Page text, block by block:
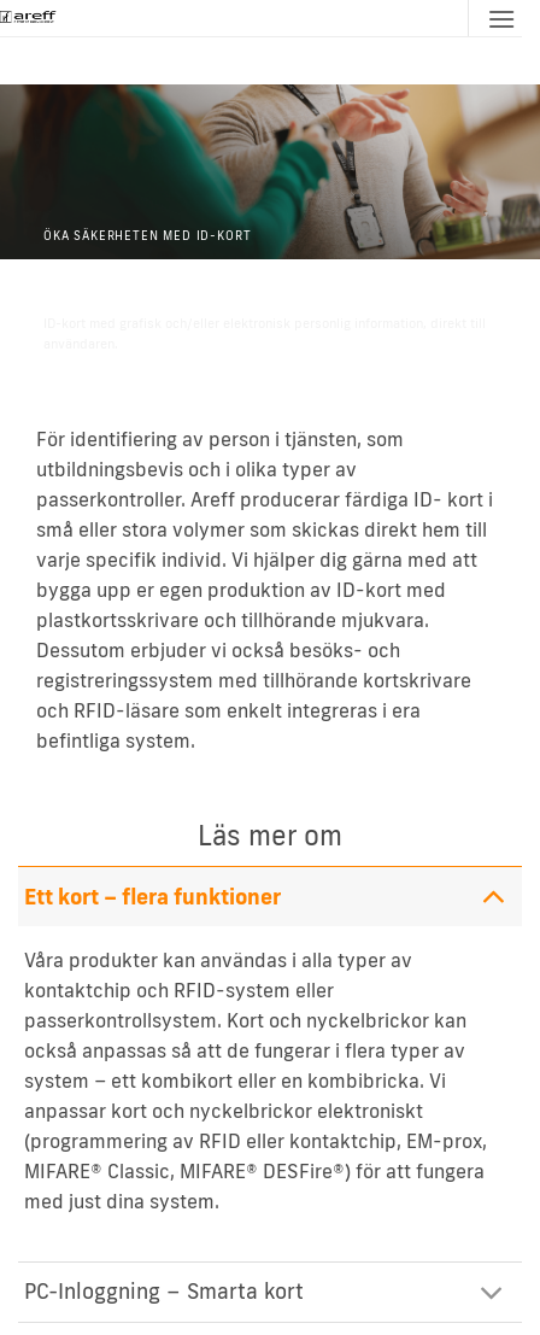
Skip
ÖKA SÄKERHETEN MED ID-KORT
För identifiering av person i tjänsten, som
utbildningsbevis och i olika typer av
passerkontroller. Areff producerar färdiga ID- kort i
små eller stora volymer som skickas direkt hem till
varje specifik individ. Vi hjälper dig gärna med att
bygga upp er egen produktion av ID-kort med
plastkortsskrivare och tillhörande mjukvara.
Dessutom erbjuder vi också besöks- och
registreringssystem med tillhörande kortskrivare
och RFID-läsare som enkelt integreras i era
befintliga system.
Läs mer om
Ett kort – flera funktioner
Våra produkter kan användas i alla typer av
kontaktchip och RFID-system eller
passerkontrollsystem. Kort och nyckelbrickor kan
också anpassas så att de fungerar i flera typer av
system – ett kombikort eller en kombibricka. Vi
anpassar kort och nyckelbrickor elektroniskt
(programmering av RFID eller kontaktchip, EM-prox,
MIFARE® Classic, MIFARE® DESFire®) för att fungera
med just dina system.
PC-Inloggning – Smarta kort